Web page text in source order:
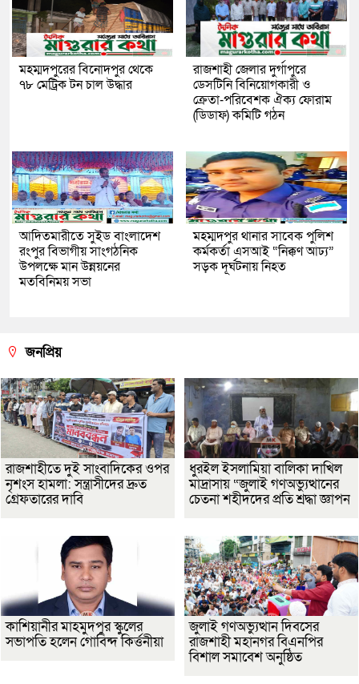
মহম্মদপুরের বিনোদপুর থেকে
৭৮ মেট্রিক টন চাল উদ্ধার
রাজশাহী জেলার দুর্গাপুরে
ডেসটিনি বিনিয়োগকারী ও
ক্রেতা-পরিবেশক ঐক্য ফোরাম
(ডিডাফ) কমিটি গঠন
আদিতমারীতে সুইড বাংলাদেশ
রংপুর বিভাগীয় সাংগঠনিক
উপলক্ষে মান উন্নয়নের
মতবিনিময় সভা
মহম্মদপুর থানার সাবেক পুলিশ
কর্মকর্তা এসআই “নিক্কণ আঢ্য”
সড়ক দূর্ঘটনায় নিহত
জনপ্রিয়
রাজশাহীতে দুই সাংবাদিকের ওপর
নৃশংস হামলা: সন্ত্রাসীদের দ্রুত
গ্রেফতারের দাবি
ধুরইল ইসলামিয়া বালিকা দাখিল
মাদ্রাসায় “জুলাই গণঅভ্যুত্থানের
চেতনা শহীদদের প্রতি শ্রদ্ধা জ্ঞাপন
কাশিয়ানীর মাহমুদপুর স্কুলের
সভাপতি হলেন গোবিন্দ কির্ত্তনীয়া
জুলাই গণঅভ্যুত্থান দিবসের
রাজশাহী মহানগর বিএনপির
বিশাল সমাবেশ অনুষ্ঠিত